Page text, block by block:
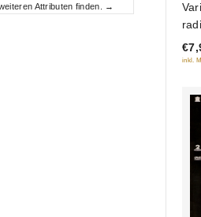
of
5
inkl.
Attributen finden. →